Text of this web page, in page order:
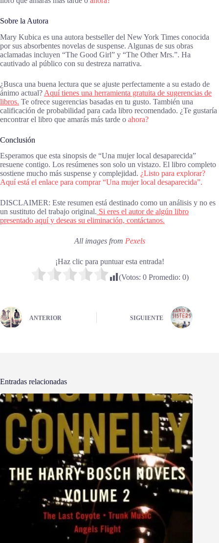
Sobre la Autora
Mary Kubica es una autora bestseller del New York Times conocida
por sus absorbentes novelas de suspense. Algunas de sus obras
aclamadas incluyen “The Good Girl” y “The Other Mrs.”. Ha
cautivado al público con su destreza narrativa.
¿Busca una buena lectura que se ajuste perfectamente a su estado de
ánimo actual? Aquí tienes una herramienta gratuita de sugerencias de
libros. Te ofrece sugerencias basadas en tu gusto. También una
calificación de probabilidad para cada libro recomendado. ¿Te gustaría
encontrar el libro que amarás más tarde o ahora?
Conclusión
Esperamos que esta sinopsis de “Una mujer local desaparecida”
resuene contigo. Los resúmenes son solo un vistazo. El libro completo
sostiene mucho más suspense y complejidad. ¿Listo para explorar?
Aquí está el enlace para comprar “Una mujer local desaparecida”.
DISCLAIMER: Este resumen está destinado como un análisis y no es
un sustituto del trabajo original. Si eres el autor de algún libro
presentado aquí y deseas su eliminación, contáctanos.
All images from Pexels
¡Haz clic para puntuar esta entrada!
(Votos: 0Promedio: 0)
ANTERIOR SIGUIENTE
Entradas relacionadas